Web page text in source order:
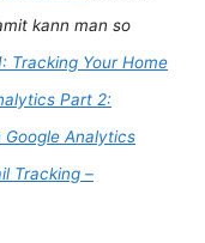
kann man so
Tracking Your Home
Part 2:
Google Analytics
Tracking –